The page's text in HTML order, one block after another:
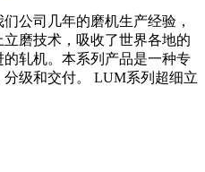
公司几年的磨机生产经验，
磨技术，吸收了世界各地的
轧机。本系列产品是一种专
级和交付。 LUM系列超细立